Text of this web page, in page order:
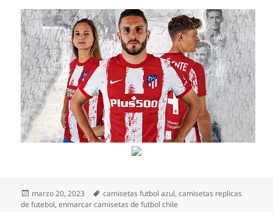
Publicado
el
marzo 20, 2023 Etiquetas
camisetas futbol azul,camisetas replicas
de futebol,enmarcar camisetas de futbol chile